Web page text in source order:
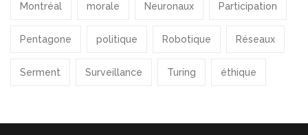
Montréal morale Neuronaux Participation
Pentagone politique Robotique Réseaux
Serment Surveillance Turing éthique